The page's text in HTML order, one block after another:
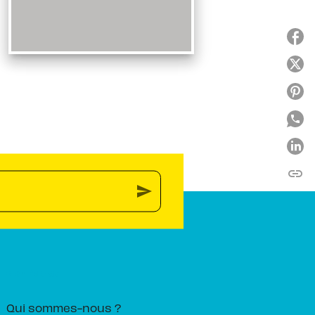
link
send
Qui sommes-nous ?